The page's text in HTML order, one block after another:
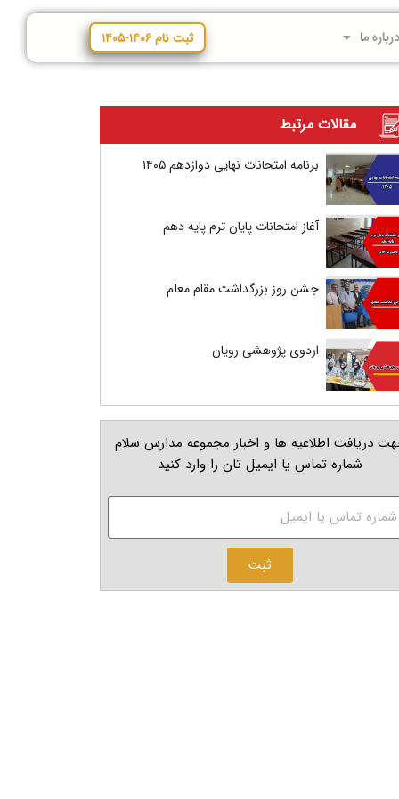
ما ثبت نام ۱۴۰۶-۱۴۰۵
مقالات مرتبط
برنامه امتحانات نهایی دوازدهم ۱۴۰۵
آغاز امتحانات پایان ترم پایه دهم
جشن روز بزرگداشت مقام معلم
اردوی پژوهشی رویان
دریافت اطلاعیه ها و اخبار مجموعه مدارس سلام
شماره تماس یا ایمیل تان را وارد کنید
ثبت